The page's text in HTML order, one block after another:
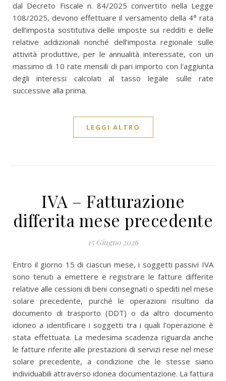
dal Decreto Fiscale n. 84/2025 convertito nella Legge
108/2025, devono effettuare il versamento della 4° rata
dell’imposta sostitutiva delle imposte sui redditi e delle
relative addizionali nonché dell’imposta regionale sulle
attività produttive, per le annualità interessate, con un
massimo di 10 rate mensili di pari importo con l'aggiunta
degli interessi calcolati al tasso legale sulle rate
successive alla prima.
LEGGI ALTRO
IVA – Fatturazione
differita mese precedente
15 Giugno 2026
Entro il giorno 15 di ciascun mese, i soggetti passivi IVA
sono tenuti a emettere e registrare le fatture differite
relative alle cessioni di beni consegnati o spediti nel mese
solare precedente, purché le operazioni risultino da
documento di trasporto (DDT) o da altro documento
idoneo a identificare i soggetti tra i quali l’operazione è
stata effettuata. La medesima scadenza riguarda anche
le fatture riferite alle prestazioni di servizi rese nel mese
solare precedente, a condizione che le stesse siano
individuabili attraverso idonea documentazione. La fattura